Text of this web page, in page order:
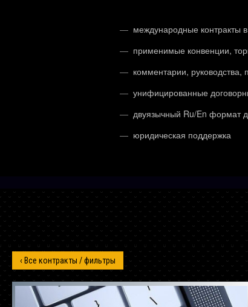
международные контракты
применимые конвенции,
комментарии, руководства,
унифицированные
двуязычный Ru/En формат
юридическая поддержка